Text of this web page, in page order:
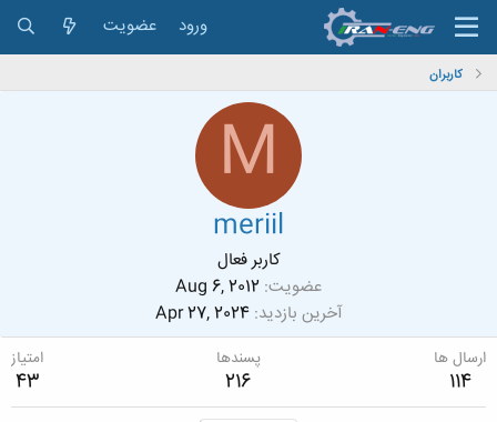
ورود عضویت
کاربران
M
meriil
کاربر فعال
عضویت Aug 6, 2012
آخرین بازدید Apr 27, 2024
ارسال ها
114
پسندها
216
امتیاز
43